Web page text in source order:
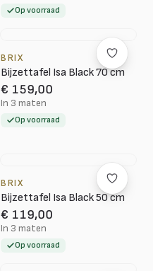
Op voorraad
BRIX
Bijzettafel Isa Black 70 cm
€ 159,00
In 3 maten
Op voorraad
BRIX
Bijzettafel Isa Black 50 cm
€ 119,00
In 3 maten
Op voorraad